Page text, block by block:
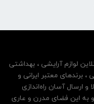
لوازم آرایشی ، بهداشتی
برندهای معتبر ایرانی و
ارسال آسان راه‌اندازی
به این فضای مدرن و عاری